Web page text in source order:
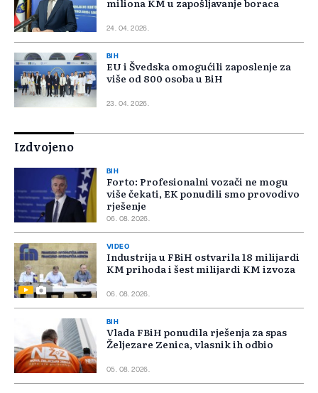
miliona KM u zapošljavanje boraca
24. 04. 2026.
BIH
EU i Švedska omogućili zaposlenje za
više od 800 osoba u BiH
23. 04. 2026.
Izdvojeno
BIH
Forto: Profesionalni vozači ne mogu
više čekati, EK ponudili smo provodivo
rješenje
06. 08. 2026.
VIDEO
Industrija u FBiH ostvarila 18 milijardi
KM prihoda i šest milijardi KM izvoza
06. 08. 2026.
BIH
Vlada FBiH ponudila rješenja za spas
Željezare Zenica, vlasnik ih odbio
05. 08. 2026.